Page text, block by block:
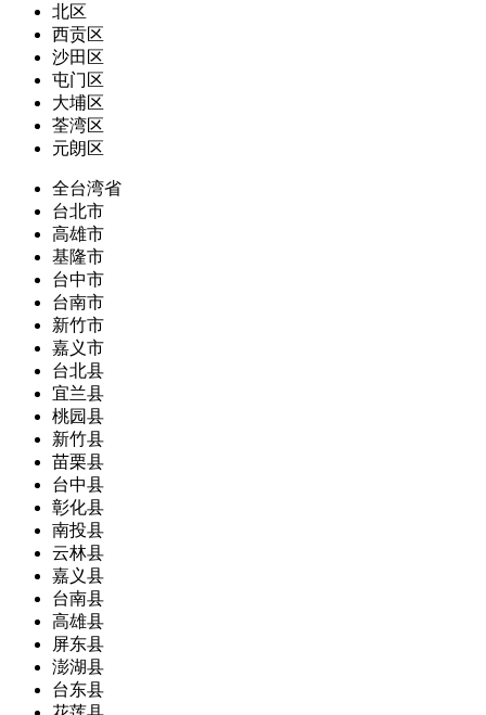
北区
西贡区
沙田区
屯门区
大埔区
荃湾区
元朗区
全台湾省
台北市
高雄市
基隆市
台中市
台南市
新竹市
嘉义市
台北县
宜兰县
桃园县
新竹县
苗栗县
台中县
彰化县
南投县
云林县
嘉义县
台南县
高雄县
屏东县
澎湖县
台东县